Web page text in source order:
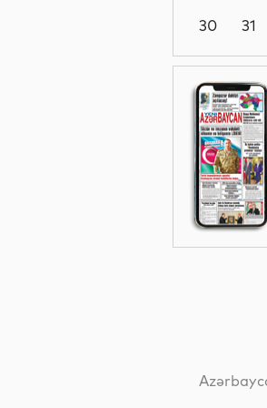
Siyasət
Siyasət
30
31